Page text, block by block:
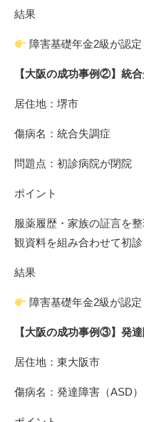
結果
障害基礎年金2級が認定
【大阪の成功事例②】統
居住地：堺市
傷病名：統合失調症
問題点：初診病院が閉院
ポイント
服薬履歴・家族の証言を
観資料を組み合わせて初
結果
障害基礎年金2級が認定
【大阪の成功事例③】発
居住地：東大阪市
傷病名：発達障害（ASD